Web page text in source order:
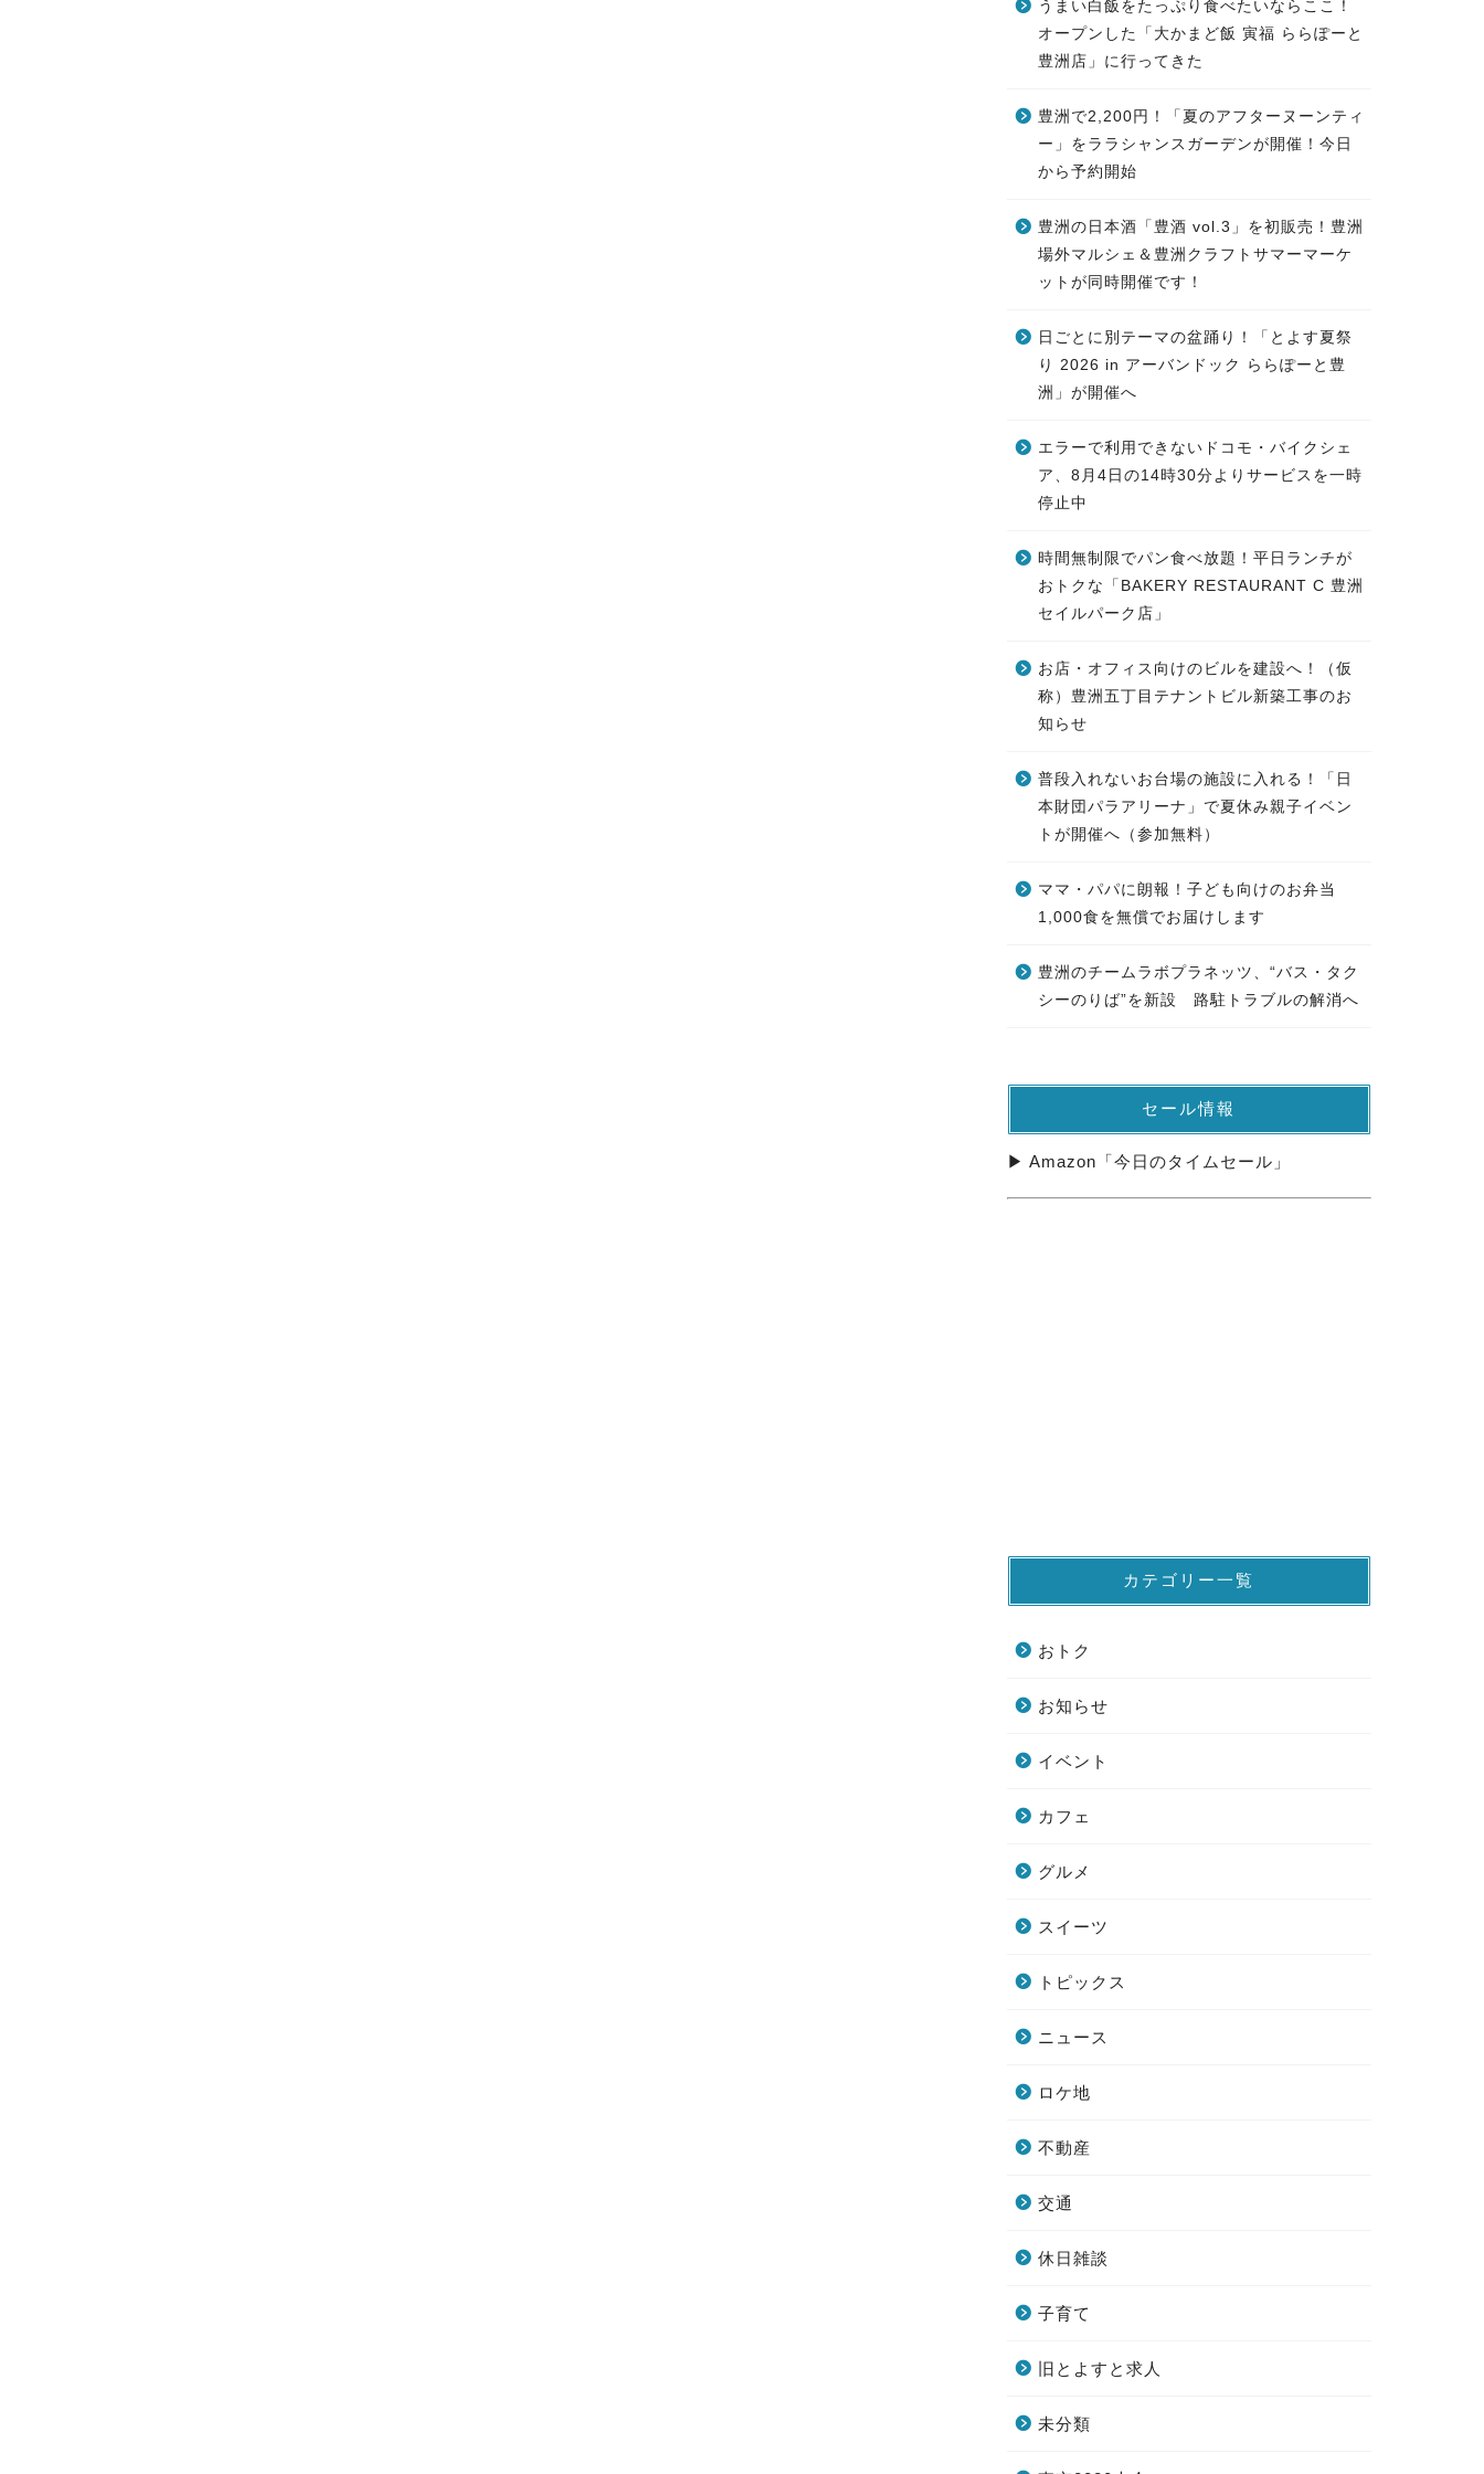
うまい白飯をたっぷり食べたいならここ！
オープンした「大かまど飯 寅福 ららぽーと
豊洲店」に行ってきた
豊洲で2,200円！「夏のアフターヌーンティ
ー」をララシャンスガーデンが開催！今日
から予約開始
豊洲の日本酒「豊酒 vol.3」を初販売！豊洲
場外マルシェ＆豊洲クラフトサマーマーケ
ットが同時開催です！
日ごとに別テーマの盆踊り！「とよす夏祭
り 2026 in アーバンドック ららぽーと豊
洲」が開催へ
エラーで利用できないドコモ・バイクシェ
ア、8月4日の14時30分よりサービスを一時
停止中
時間無制限でパン食べ放題！平日ランチが
おトクな「BAKERY RESTAURANT C 豊洲
セイルパーク店」
お店・オフィス向けのビルを建設へ！（仮
称）豊洲五丁目テナントビル新築工事のお
知らせ
普段入れないお台場の施設に入れる！「日
本財団パラアリーナ」で夏休み親子イベン
トが開催へ（参加無料）
ママ・パパに朗報！子ども向けのお弁当
1,000食を無償でお届けします
豊洲のチームラボプラネッツ、“バス・タク
シーのりば”を新設 路駐トラブルの解消へ
セール情報
▶ Amazon「今日のタイムセール」
カテゴリー一覧
おトク
お知らせ
イベント
カフェ
グルメ
スイーツ
トピックス
ニュース
ロケ地
不動産
交通
休日雑談
子育て
旧とよすと求人
未分類